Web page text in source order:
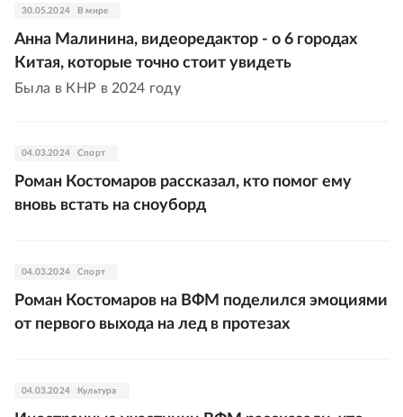
30.05.2024 В мире
Анна Малинина, видеоредактор - о 6 городах
Китая, которые точно стоит увидеть
Была в КНР в 2024 году
04.03.2024 Спорт
Роман Костомаров рассказал, кто помог ему
вновь встать на сноуборд
04.03.2024 Спорт
Роман Костомаров на ВФМ поделился эмоциями
от первого выхода на лед в протезах
04.03.2024 Культура